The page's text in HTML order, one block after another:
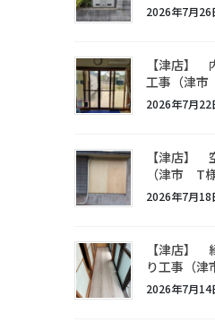
2026年7月26
【津店】
工事（津市
2026年7月22
【津店】
（津市 T様
2026年7月18
【津店】
り工事（津
2026年7月14